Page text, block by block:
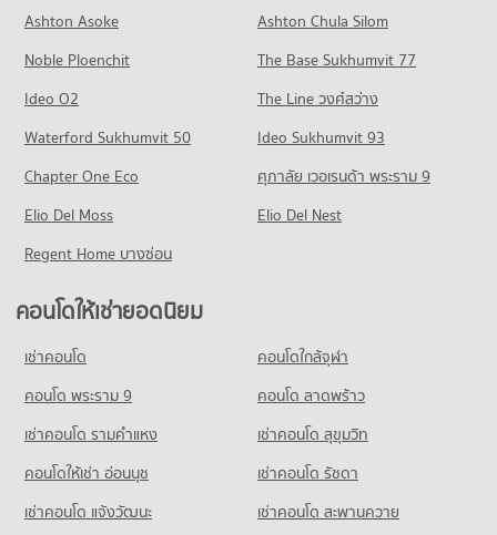
คอนโด วิทยาลัยพยาบาลบรมราชชนนีนนทบุรี
451 โครงการ
คอนโดให้เช่า วิทยาลัยพยาบาลบรมราชชนนีนนทบุรี
มีคอนโดให้เช่า 4,904 ประกาศ
ขายคอนโด วิทยาลัยพยาบาลบรมราชชนนีนนทบุรี
มีคอนโดขาย 2,857 ประกาศ
คอนโด วิทยาลัยการชลประทาน
คอนโดให้เช่า วิทยาลัยการชลประทาน
มีคอนโดให้เช่า 1,978 ประกาศ
ขายคอนโด วิทยาลัยการชลประทาน
มีคอนโดขาย 873 ประกาศ
ขายคอนโด เทสโก้โลตัส รัตนาธิเบศร์
มีคอนโดขาย 2,553 ประกาศ
320 โครงการ
คอนโดให้เช่า บิ๊กซี เอ็กซ์ตร้า รัตนาธิเบศร์
มีคอนโดขาย 1,474 ประกาศ
คอนโด บิ๊กซี ติวานนท์
คอนโดให้เช่า บิ๊กซี ติวานนท์
มีคอนโดให้เช่า 5,354 ประกาศ
มีคอนโดขาย 3,292 ประกาศ
คอนโด แม็คโคร นครอินทร์
663 โครงการ
คอนโดให้เช่า แม็คโคร นครอินทร์
มีคอนโดให้เช่า 6,098 ประกาศ
คอนโดให้เช่า ถนนเลี่ยงเมืองนนทบุรี
มีคอนโดให้เช่า 320 ประกาศ
ขายคอนโด ถนนเลี่ยงเมืองนนทบุรี
มีคอนโดขาย 184 ประกาศ
คอนโด ถนนรัตนาธิเบศร์
คอนโดให้เช่า ถนนรัตนาธิเบศร์
มีคอนโดให้เช่า 2,591 ประกาศ
ขายคอนโด ถนนรัตนาธิเบศร์
มีคอนโดขาย 1,206 ประกาศ
คอนโด กระทรวงพาณิชย์ นนทบุรี
คอนโดให้เช่า กระทรวงพาณิชย์ นนทบุรี
มีคอนโดให้เช่า 2,131 ประกาศ
ขายคอนโด กระทรวงพาณิชย์ นนทบุรี
มีคอนโดขาย 946 ประกาศ
คอนโด สำนักงานคณะกรรมการอาหารและยา
313 โครงการ
176 โครงการ
คอนโดให้เช่า รพ.พระนั่งเกล้า
มีคอนโดขาย 744 ประกาศ
คอนโด รพ.ชลประทาน
376 โครงการ
คอนโดให้เช่า รพ.ชลประทาน
มีคอนโดให้เช่า 2,951 ประกาศ
ขายคอนโด รพ.ชลประทาน
มีคอนโดขาย 1,462 ประกาศ
คอนโด รพ.โรคทรวงอก
210 โครงการ
คอนโดให้เช่า รพ.โรคทรวงอก
มีคอนโดให้เช่า 1,408 ประกาศ
ขายคอนโด รพ.โรคทรวงอก
มีคอนโดขาย 1,078 ประกาศ
Ashton Asoke
Ashton Chula Silom
Noble Ploenchit
The Base Sukhumvit 77
Ideo O2
The Line วงศ์สว่าง
Waterford Sukhumvit 50
Ideo Sukhumvit 93
Chapter One Eco
ศุภาลัย เวอเรนด้า พระราม 9
Elio Del Moss
Elio Del Nest
Regent Home บางซ่อน
คอนโดให้เช่ายอดนิยม
เช่าคอนโด
คอนโดใกล้จุฬา
คอนโด พระราม 9
คอนโด ลาดพร้าว
เช่าคอนโด รามคําแหง
เช่าคอนโด สุขุมวิท
คอนโดให้เช่า อ่อนนุช
เช่าคอนโด รัชดา
เช่าคอนโด แจ้งวัฒนะ
เช่าคอนโด สะพานควาย